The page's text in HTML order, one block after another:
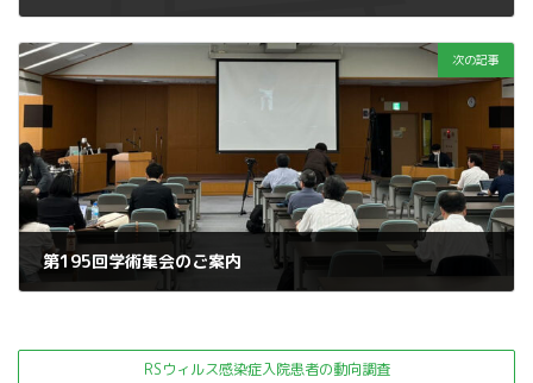
次の記事
第195回学術集会のご案内
RSウィルス感染症入院患者の動向調査